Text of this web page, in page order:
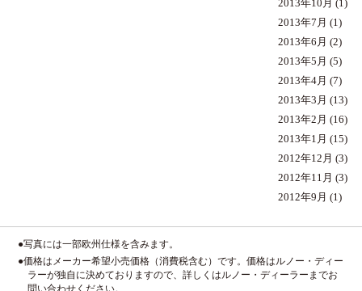
2013年10月 (1)
2013年7月 (1)
2013年6月 (2)
2013年5月 (5)
2013年4月 (7)
2013年3月 (13)
2013年2月 (16)
2013年1月 (15)
2012年12月 (3)
2012年11月 (3)
2012年9月 (1)
●写真には一部欧州仕様を含みます。
●価格はメーカー希望小売価格（消費税含む）です。価格はルノー・ディー
ラーが独自に決めておりますので、詳しくはルノー・ディーラーまでお
問い合わせください。